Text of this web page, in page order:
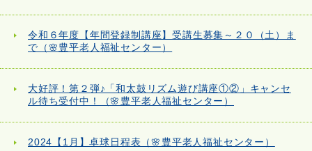
令和６年度【年間登録制講座】受講生募集～２０（土）ま
で（🌸豊平老人福祉センター）
大好評！第２弾♪「和太鼓リズム遊び講座①②」キャンセ
ル待ち受付中！（🌸豊平老人福祉センター）
2024【1月】卓球日程表（🌸豊平老人福祉センター）